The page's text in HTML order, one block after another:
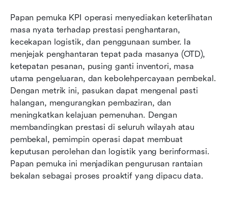
Papan pemuka KPI operasi menyediakan keterlihatan
masa nyata terhadap prestasi penghantaran,
kecekapan logistik, dan penggunaan sumber. Ia
menjejak penghantaran tepat pada masanya (OTD),
ketepatan pesanan, pusing ganti inventori, masa
utama pengeluaran, dan kebolehpercayaan pembekal.
Dengan metrik ini, pasukan dapat mengenal pasti
halangan, mengurangkan pembaziran, dan
meningkatkan kelajuan pemenuhan. Dengan
membandingkan prestasi di seluruh wilayah atau
pembekal, pemimpin operasi dapat membuat
keputusan perolehan dan logistik yang berinformasi.
Papan pemuka ini menjadikan pengurusan rantaian
bekalan sebagai proses proaktif yang dipacu data.